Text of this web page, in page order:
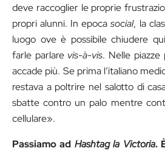
deve raccoglier le proprie
propri alunni. In epocasocial, la
luogo ove è possibile chiudere
farle parlare vis-à-vis. Nelle
accade più. Se prima l’italiano
restava a poltrire nel salotto di
sbatte contro un palo mentre
cellulare».
Passiamo ad Hashtag la Victoria.